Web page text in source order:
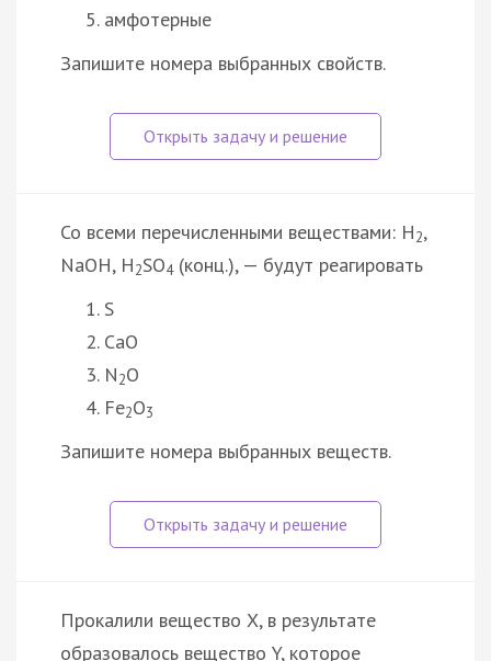
амфотерные
Запишите номера выбранных свойств.
Со всеми перечисленными веществами: H2,
NaOH, H2SO4(конц.), — будут реагировать
S
CaO
N2O
Fe2O3
Запишите номера выбранных веществ.
Прокалили вещество X, в результате
образовалось вещество Y, которое